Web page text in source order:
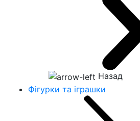
Назад
Фігурки та іграшки